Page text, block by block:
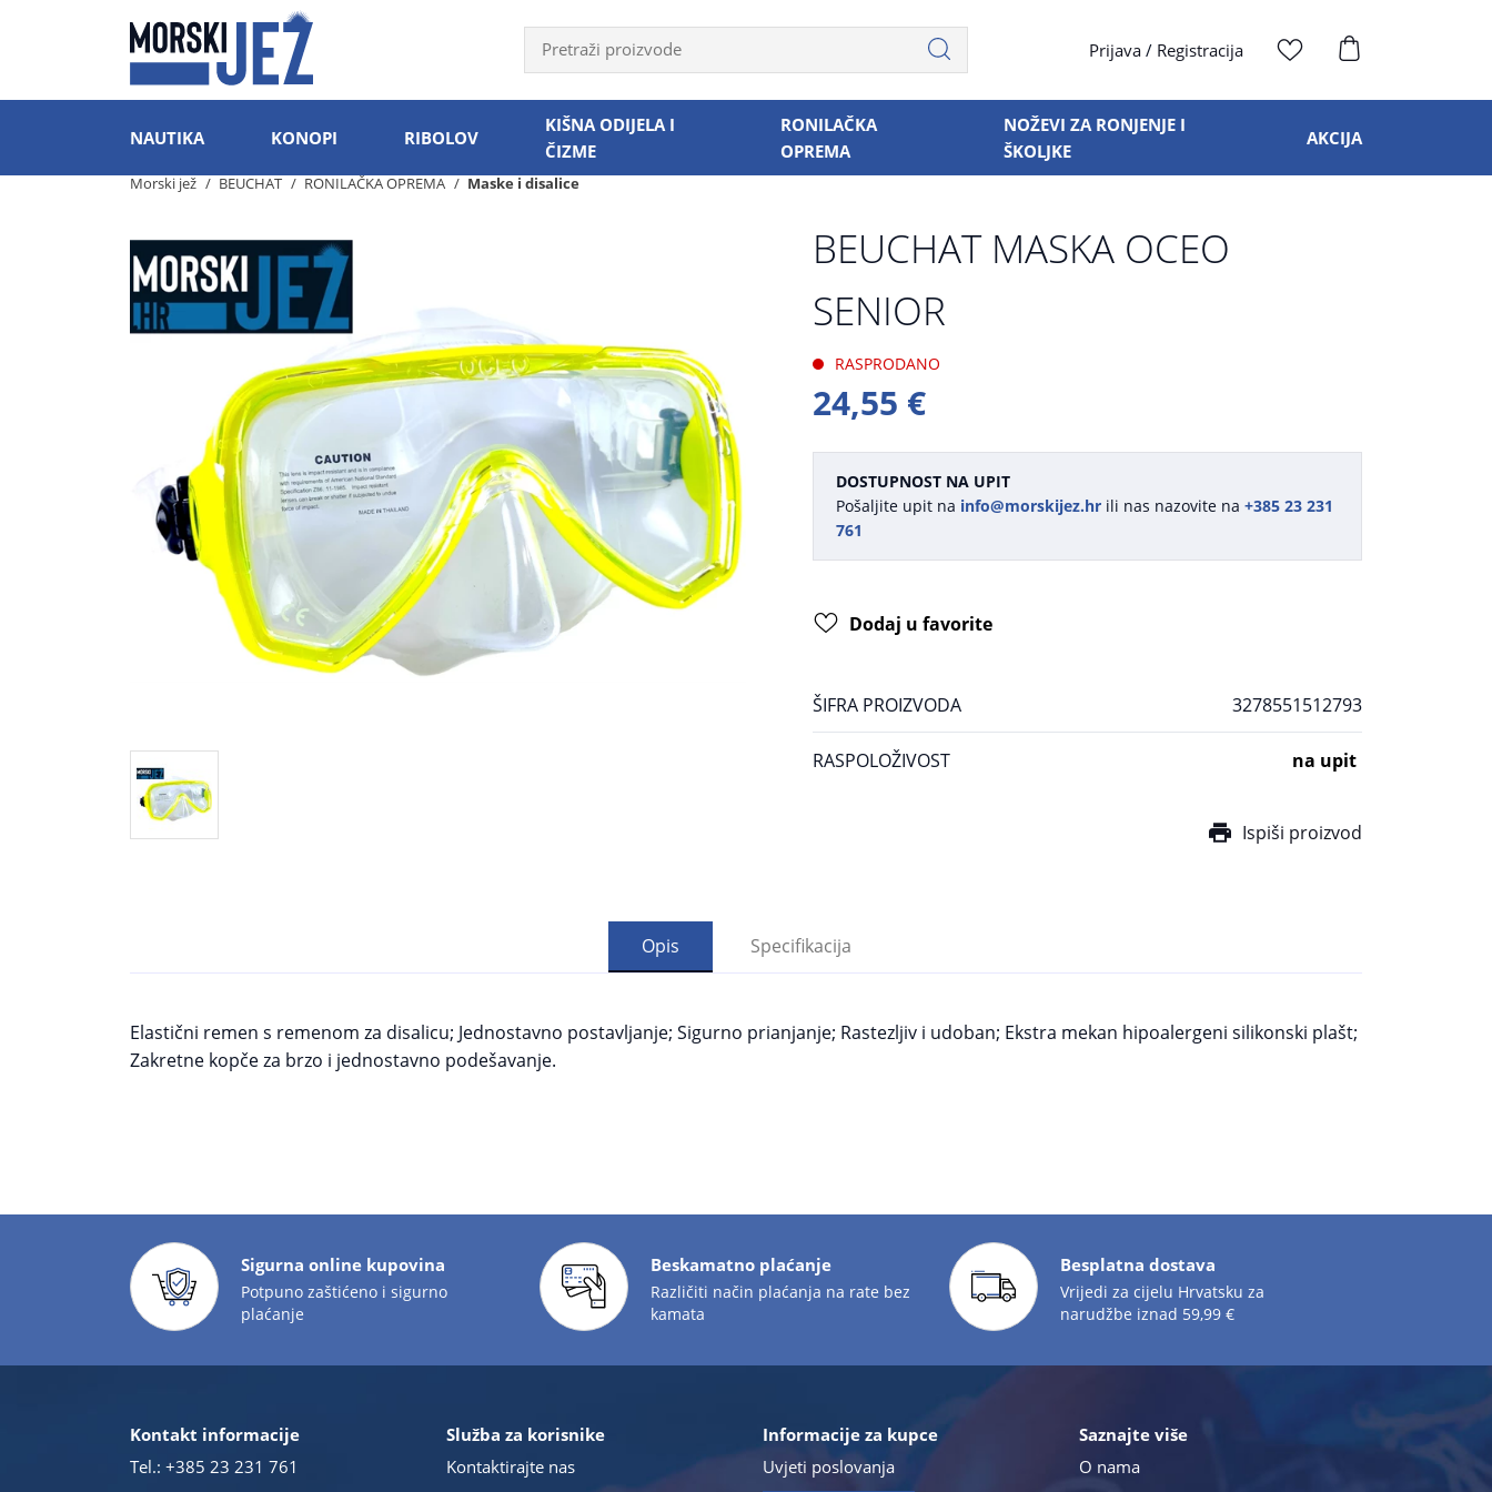
Prijava / Registracija
NAUTIKA KONOPI RIBOLOV
KIŠNA ODIJELA I
ČIZME
RONILAČKA
OPREMA
NOŽEVI ZA RONJENJE I
ŠKOLJKE
AKCIJA
Morski jež BEUCHAT RONILAČKA OPREMA Maske i disalice
BEUCHAT MASKA OCEO
SENIOR
RASPRODANO
24,55 €
DOSTUPNOST NA UPIT
Pošaljite upit na info@morskijez.hr ili nas nazovite na +385 23 231
761
Dodaj u favorite
ŠIFRA PROIZVODA 3278551512793
RASPOLOŽIVOST na upit
Ispiši proizvod
Opis Specifikacija
Elastični remen s remenom za disalicu; Jednostavno postavljanje; Sigurno prianjanje; Rastezljiv i udoban; Ekstra mekan hipoalergeni silikonski plašt;
Zakretne kopče za brzo i jednostavno podešavanje.
Sigurna online kupovina
Potpuno zaštićeno i sigurno
plaćanje
Beskamatno plaćanje
Različiti način plaćanja na rate bez
kamata
Besplatna dostava
Vrijedi za cijelu Hrvatsku za
narudžbe iznad 59,99 €
Kontakt informacije
Tel.: +385 23 231 761
Služba za korisnike
Kontaktirajte nas
Informacije za kupce
Uvjeti poslovanja
Saznajte više
O nama